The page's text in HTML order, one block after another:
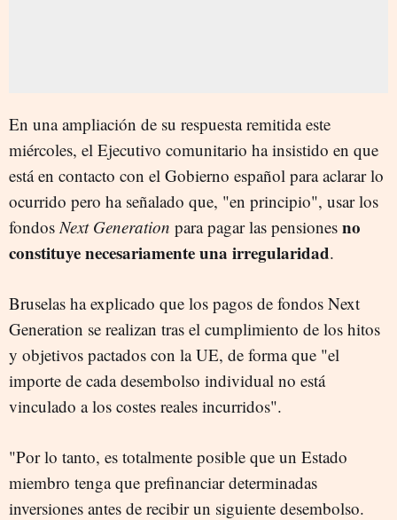
En una ampliación de su respuesta remitida este
miércoles, el Ejecutivo comunitario ha insistido en que
está en contacto con el Gobierno español para aclarar lo
ocurrido pero ha señalado que, "en principio", usar los
fondos Next Generation para pagar las pensiones no
constituye necesariamente una irregularidad.
Bruselas ha explicado que los pagos de fondos Next
Generation se realizan tras el cumplimiento de los hitos
y objetivos pactados con la UE, de forma que "el
importe de cada desembolso individual no está
vinculado a los costes reales incurridos".
"Por lo tanto, es totalmente posible que un Estado
miembro tenga que prefinanciar determinadas
inversiones antes de recibir un siguiente desembolso.